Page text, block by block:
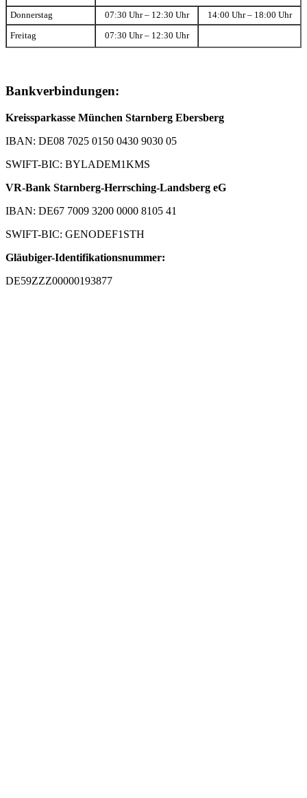
Donnerstag 07:30 Uhr – 12:30 Uhr 14:00 Uhr – 18:00 Uhr
Freitag 07:30 Uhr – 12:30 Uhr
Bankverbindungen:
Kreissparkasse München Starnberg Ebersberg
IBAN: DE08 7025 0150 0430 9030 05
SWIFT-BIC: BYLADEM1KMS
VR-Bank Starnberg-Herrsching-Landsberg eG
IBAN: DE67 7009 3200 0000 8105 41
SWIFT-BIC: GENODEF1STH
Gläubiger-Identifikationsnummer:
DE59ZZZ00000193877